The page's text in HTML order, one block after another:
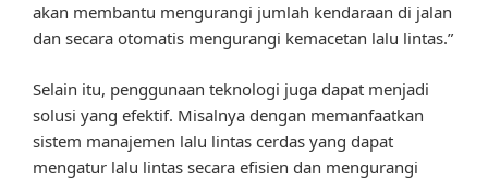
akan membantu mengurangi jumlah kendaraan di jalan
dan secara otomatis mengurangi kemacetan lalu lintas.”
Selain itu, penggunaan teknologi juga dapat menjadi
solusi yang efektif. Misalnya dengan memanfaatkan
sistem manajemen lalu lintas cerdas yang dapat
mengatur lalu lintas secara efisien dan mengurangi